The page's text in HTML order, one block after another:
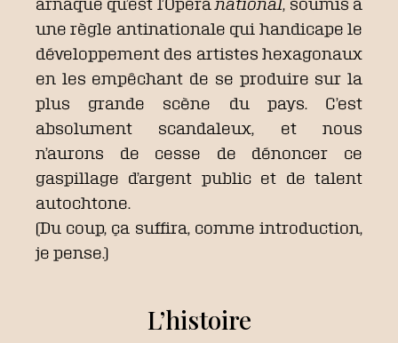
arnaque qu’est l’Opéra national, soumis à
une règle antinationale qui handicape le
développement des artistes hexagonaux
en les empêchant de se produire sur la
plus grande scène du pays. C’est
absolument scandaleux, et nous
n’aurons de cesse de dénoncer ce
gaspillage d’argent public et de talent
autochtone.
(Du coup, ça suffira, comme introduction,
je pense.)
L’histoire